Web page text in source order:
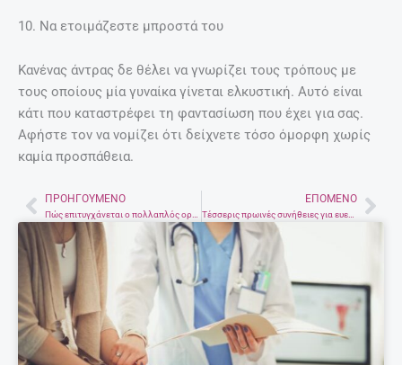
10. Να ετοιμάζεστε μπροστά του
Κανένας άντρας δε θέλει να γνωρίζει τους τρόπους με
τους οποίους μία γυναίκα γίνεται ελκυστική. Αυτό είναι
κάτι που καταστρέφει τη φαντασίωση που έχει για σας.
Αφήστε τον να νομίζει ότι δείχνετε τόσο όμορφη χωρίς
καμία προσπάθεια.
PrevΠΡΟΗΓΟΎΜΕΝΟ ΕΠΌΜΕΝΟ
Τέσσερις πρωινές συνήθειες για ευεξία και επιτυχία